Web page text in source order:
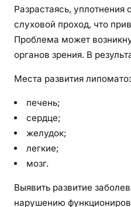
Разрастаясь,
слуховой проход, что
Проблема может
органов зрения. В
Места развития
печень;
сердце;
желудок;
легкие;
мозг.
Выявить развитие
нарушению